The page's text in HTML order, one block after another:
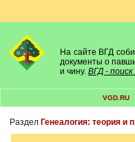
На сайте ВГД
документы о
и чину. ВГД -
VGD.RU
Раздел Генеалогия: теория и